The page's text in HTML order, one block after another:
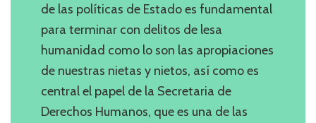
de las políticas de Estado es fundamental
para terminar con delitos de lesa
humanidad como lo son las apropiaciones
de nuestras nietas y nietos, así como es
central el papel de la Secretaria de
Derechos Humanos, que es una de las